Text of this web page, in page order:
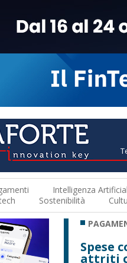
Intelligenza
Sostenibilità
Spese
attriti